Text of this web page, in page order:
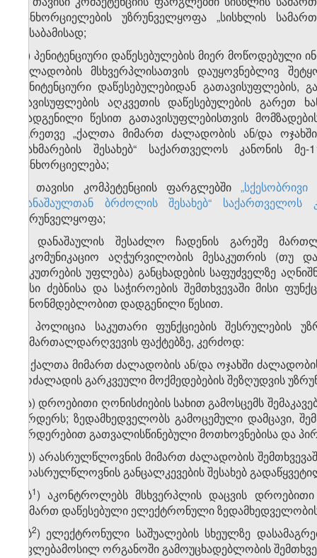
განხორციელების უზრუნველყოფა „სისხლის
შესაბამისად;
თ) პენიტენციური დაწესებულების მიერ
ძალადობის მსხვერპლისათვის დაუყოვნებლივ
პენიტენციური დაწესებულებიდან
თავისუფლების აღკვეთის დაწესებულების გარეთ
დადგენილი წესით გათავისუფლებისთვის
აგრეთვე „ქალთა მიმართ ძალადობის ან/და
დახმარების შესახებ“ საქართველოს კანონის
განხორციელება;
ი) თავისი კომპეტენციის ფარგლებში
დანაშაულთან ბრძოლის შესახებ“ საქართველოს
უზრუნველყოფა;
კ) დანაშაულის შესაძლო ჩადენის გარეშე
საკომუნიკაციო აღჭურვილობის მესაკუთრის (თუ
საკუთრების უფლება) განცხადების საფუძველზე
მისი ძებნისა და საჭიროების შემთხვევაში მისი
კანონმდებლობით დადგენილი წესით.
2. პოლიცია საკუთარი ფუნქციების შესრულების
სამართალდარღვევის ფაქტებზე, კერძოდ:
ა) ქალთა მიმართ ძალადობის ან/და ოჯახში
მოძალადის გარკვეული მოქმედებების შეზღუდვის
ა.ა) დროებითი ღონისძიების სახით გამოსცემს
ორდერს; ზედამხედველობს გამოცემული დამცავი,
ორდერებით გათვალისწინებული მოთხოვნებისა და
ა.ბ) არასრულწლოვნის მიმართ ძალადობის
არასრულწლოვნის განცალკევების შესახებ
ა.ბ​1) აკონტროლებს მსხვერპლის დაცვის
მიმართ დაწესებული ელექტრონული
ა.ბ​2) ელექტრონული საშუალების სხეულზე
უფლებამოსილ ორგანოში გამოუცხადებლობის